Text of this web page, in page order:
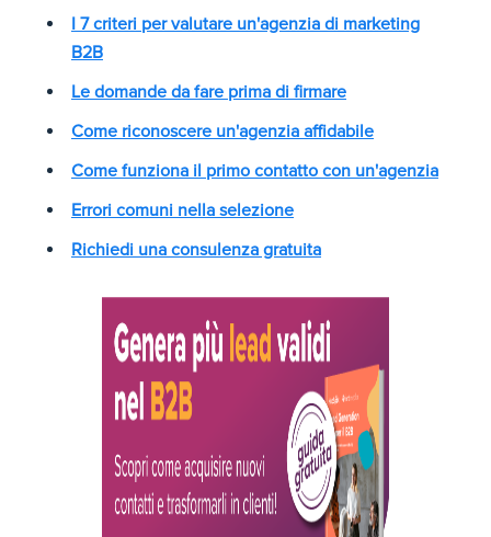
I 7 criteri per valutare un'agenzia di marketing
B2B
Le domande da fare prima di firmare
Come riconoscere un'agenzia affidabile
Come funziona il primo contatto con un'agenzia
Errori comuni nella selezione
Richiedi una consulenza gratuita